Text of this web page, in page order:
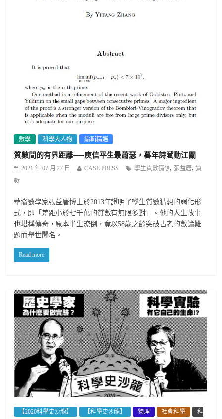
數學 科學大人物 編輯精選
質數間的有界距離──庾信平生最蕭瑟，暮年詩賦動江關
2021 年 07 月 27 日 CASE PRESS 孿生質數猜想,張益唐, 質
數
華裔數學家張益唐博士於2013年證明了孿生質數猜想的弱化形
式，即「差距小於七千萬的質數有無限多對」。他的人生故事
也堪稱傳奇，原本半生潦倒，竟以58歲之齡突破古老的數論難
題而舉世聞名。
Read more
【2020科學史沙龍】 【科學史沙龍】 物理 社會科學
科